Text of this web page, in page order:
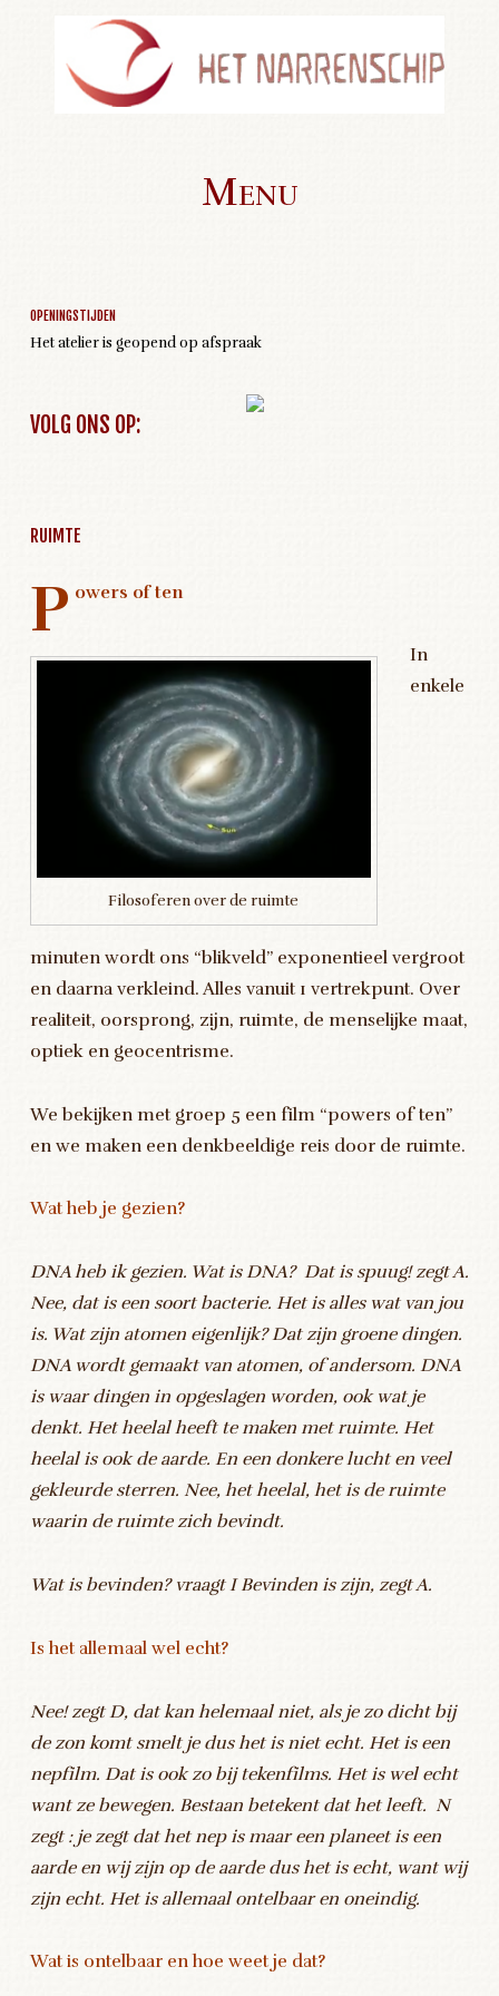
Menu
OPENINGSTIJDEN
Het atelier is geopend op afspraak
VOLG ONS OP:
RUIMTE
P owers of ten
Filosoferen over de ruimte
In
enkele
minuten wordt ons “blikveld” exponentieel vergroot
en daarna verkleind. Alles vanuit 1 vertrekpunt. Over
realiteit, oorsprong, zijn, ruimte, de menselijke maat,
optiek en geocentrisme.
We bekijken met groep 5 een film “powers of ten”
en we maken een denkbeeldige reis door de ruimte.
Wat heb je gezien?
DNA heb ik gezien. Wat is DNA? Dat is spuug! zegt A.
Nee, dat is een soort bacterie. Het is alles wat van jou
is. Wat zijn atomen eigenlijk? Dat zijn groene dingen.
DNA wordt gemaakt van atomen, of andersom. DNA
is waar dingen in opgeslagen worden, ook wat je
denkt. Het heelal heeft te maken met ruimte. Het
heelal is ook de aarde. En een donkere lucht en veel
gekleurde sterren. Nee, het heelal, het is de ruimte
waarin de ruimte zich bevindt.
Wat is bevinden? vraagt I Bevinden is zijn, zegt A.
Is het allemaal wel echt?
Nee! zegt D, dat kan helemaal niet, als je zo dicht bij
de zon komt smelt je dus het is niet echt. Het is een
nepfilm. Dat is ook zo bij tekenfilms. Het is wel echt
want ze bewegen. Bestaan betekent dat het leeft. N
zegt : je zegt dat het nep is maar een planeet is een
aarde en wij zijn op de aarde dus het is echt, want wij
zijn echt. Het is allemaal ontelbaar en oneindig.
Wat is ontelbaar en hoe weet je dat?